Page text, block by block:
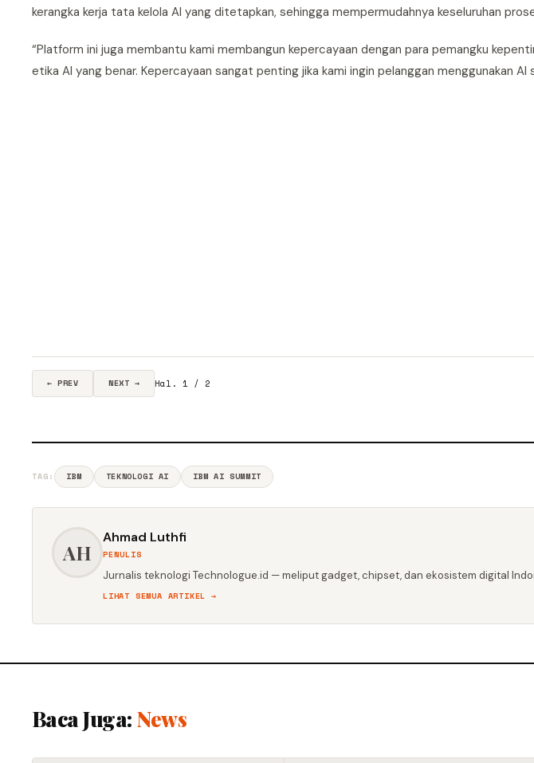
kerangka kerja tata kelola AI yang ditetapkan, sehingga mempermudahnya keseluruhan
“Platform ini juga membantu kami membangun kepercayaan dengan para pemangku
etika AI yang benar. Kepercayaan sangat penting jika kami ingin pelanggan menggunakan AI
← PREV NEXT → Hal. 1 / 2
TAG: IBM TEKNOLOGI AI IBM AI SUMMIT
AH
Ahmad Luthfi
PENULIS
Jurnalis teknologi Technologue.id — meliput gadget, chipset, dan ekosistem digital
LIHAT SEMUA ARTIKEL →
Baca Juga: News